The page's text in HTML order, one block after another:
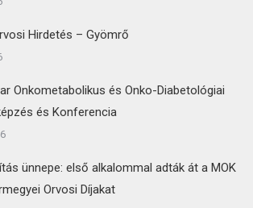
Hirdetés – Gyömrő
Onkometabolikus és Onko-Diabetológiai
és Konferencia
ünnepe: első alkalommal adták át a MOK
Orvosi Díjakat